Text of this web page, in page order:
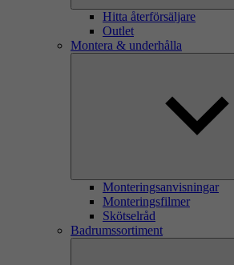
Hitta återförsäljare
Outlet
Montera & underhålla
Monteringsanvisningar
Monteringsfilmer
Skötselråd
Badrumssortiment